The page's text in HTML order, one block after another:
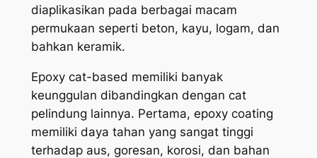
diaplikasikan pada berbagai macam
permukaan seperti beton, kayu, logam, dan
bahkan keramik.
Epoxy cat-based memiliki banyak
keunggulan dibandingkan dengan cat
pelindung lainnya. Pertama, epoxy coating
memiliki daya tahan yang sangat tinggi
terhadap aus, goresan, korosi, dan bahan